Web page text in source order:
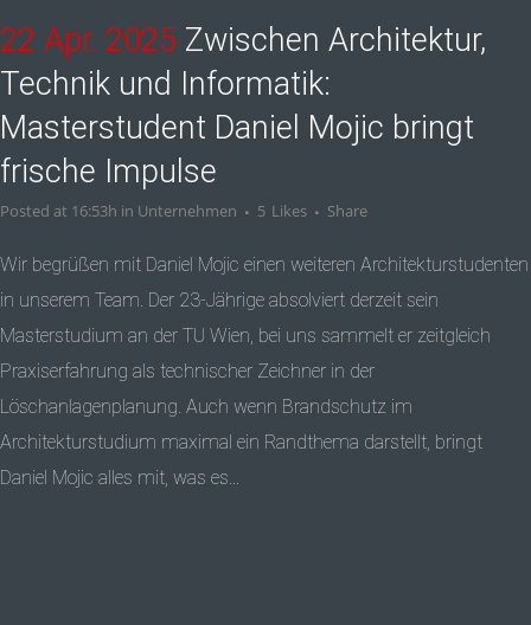
22 Apr. 2025 Zwischen Architektur,
Technik und Informatik:
Masterstudent Daniel Mojic bringt
frische Impulse
Posted at 16:53h in Unternehmen 5 Likes Share
Wir begrüßen mit Daniel Mojic einen weiteren Architekturstudenten
in unserem Team. Der 23-Jährige absolviert derzeit sein
Masterstudium an der TU Wien, bei uns sammelt er zeitgleich
Praxiserfahrung als technischer Zeichner in der
Löschanlagenplanung. Auch wenn Brandschutz im
Architekturstudium maximal ein Randthema darstellt, bringt
Daniel Mojic alles mit, was es...